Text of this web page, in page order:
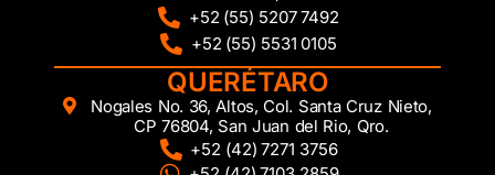
+52 (55) 5207 7492
+52 (55) 5531 0105
QUERÉTARO
Nogales No. 36, Altos, Col. Santa Cruz Nieto,
CP 76804, San Juan del Rio, Qro.
+52 (42) 7271 3756